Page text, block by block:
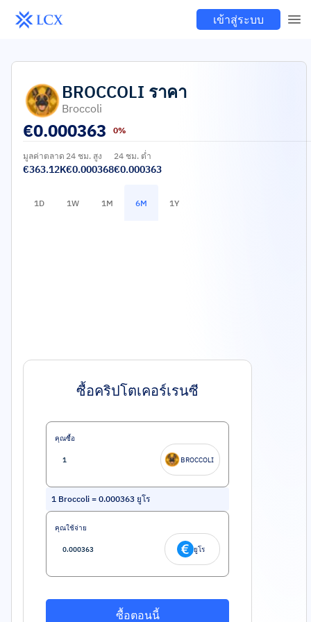
เข้าสู่ระบบ
BROCCOLI ราคา
Broccoli
€0.000363 0%
มูลค่าตลาด
€363.12K
24 ชม. สูง
€0.000368
24 ชม. ต่ำ
€0.000363
1D 1W 1M 6M 1Y
ซื้อคริปโตเคอร์เรนซี
คุณซื้อ
BROCCOLI
1 Broccoli = 0.000363 ยูโร
คุณใช้จ่าย
ยูโร
ซื้อตอนนี้